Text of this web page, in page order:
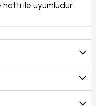
ile uyumludur.